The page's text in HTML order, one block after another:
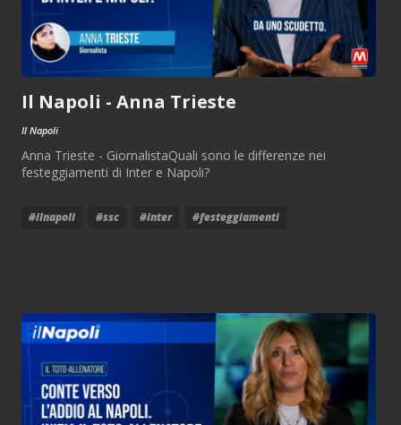
Il Napoli - Anna Trieste
Il Napoli
Anna Trieste - GiornalistaQuali sono le differenze nei
festeggiamenti di Inter e Napoli?
#ilnapoli #ssc #inter #festeggiamenti